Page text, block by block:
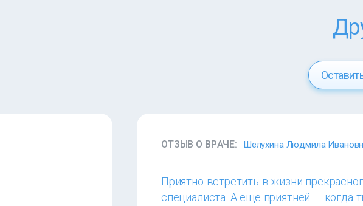
ОТЗЫВ О ВРАЧЕ: Шелухина Людмила
Приятно встретить в жизни
специалиста. А еще приятней — когда